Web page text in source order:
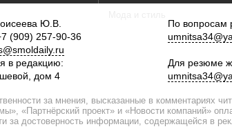
Ю.В.
(909) 257-90-36
в редакцию:
дом 4
По вопросам
Для резюме
за мнения, высказанные в комментариях
«Партнёрский проект» и «Новости компаний»
за достоверность информации, содержащейся в